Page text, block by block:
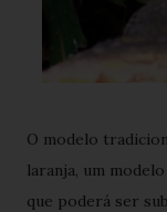
O modelo
laranja, um
que poderá ser